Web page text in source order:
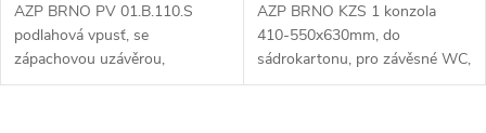
AZP BRNO PV 01.B.110.S
podlahová vpusť, se
zápachovou uzávěrou,
stavitelná, nerez
AZP BRNO KZS 1 konzola
410-550x630mm, do
sádrokartonu, pro závěsné WC,
ocel